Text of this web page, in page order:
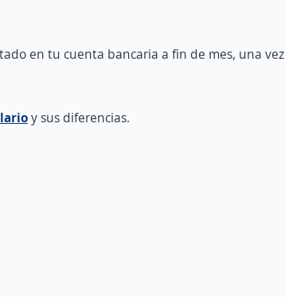
en tu cuenta bancaria a fin de mes, una vez
y sus diferencias.